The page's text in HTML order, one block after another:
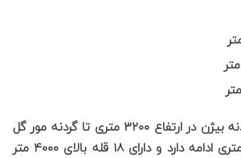
رشته میانی دنا از گردنه بیژن در ارتفاع ۳۲۰۰ متری تا گردنه مور گل
غربی در ارتفاع ۴۱۰۰ متری ادامه دارد و دارای ۱۸ قله بالای ۴۰۰۰ متر